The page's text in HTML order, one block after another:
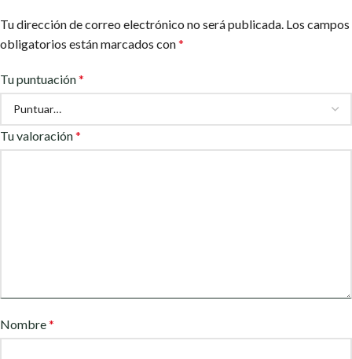
Tu dirección de correo electrónico no será publicada. Los campos
obligatorios están marcados con*
Tu puntuación*
Tu valoración*
Nombre*